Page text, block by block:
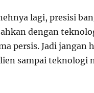
lagi, presisi
dengan
persis. Jadi
sampai teknologi